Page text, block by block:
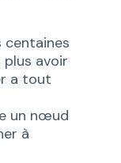
centaines
avoir
a tout
un nœud
à